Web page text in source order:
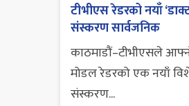
टीभीएस रेडरको नयाँ
संस्करण सार्वजनिक
काठमाडौं–टीभीएसले
मोडल रेडरको एक नयाँ
संस्करण...